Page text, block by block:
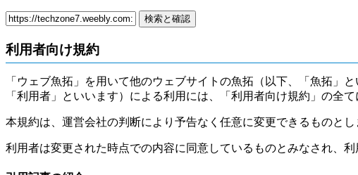
利用者向け規約
「ウェブ魚拓」を用いて他のウェブサイトの魚拓（以下、「魚拓」
「利用者」といいます）による利用には、「利用者向け規約」の全
本規約は、運営会社の判断により予告なく任意に変更できるものとし
利用者は変更された時点での内容に同意しているものとみなされ、利